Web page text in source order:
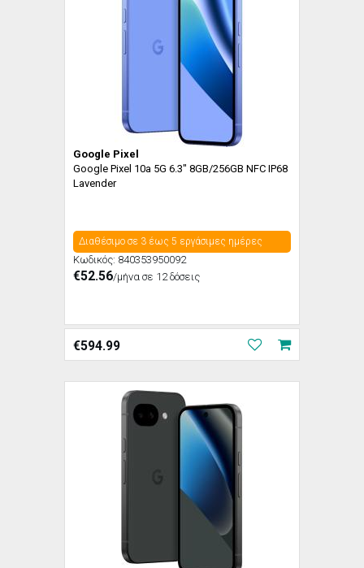
Google Pixel
Google Pixel 10a 5G 6.3" 8GB/256GB NFC IP68
Lavender
Διαθέσιμο σε 3 έως 5 εργάσιμες ημέρες
Κωδικός: 840353950092
€52.56/μήνα σε 12 δόσεις
€594.99